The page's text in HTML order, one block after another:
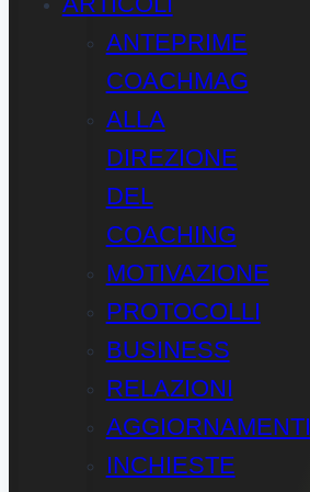
ANTEPRIME
COACHMAG
ALLA
DIREZIONE
DEL
COACHING
MOTIVAZIONE
PROTOCOLLI
BUSINESS
RELAZIONI
AGGIORNAMENTI
INCHIESTE